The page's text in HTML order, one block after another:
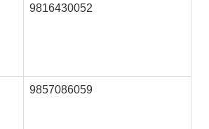
9816430052
9857086059